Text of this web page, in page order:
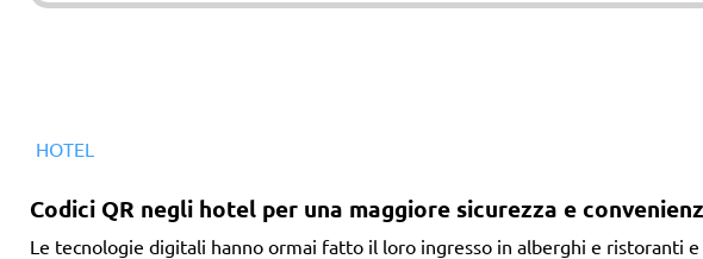
HOTEL
Codici QR negli hotel per una maggiore sicurezza e
Le tecnologie digitali hanno ormai fatto il loro ingresso in alberghi e ristoranti